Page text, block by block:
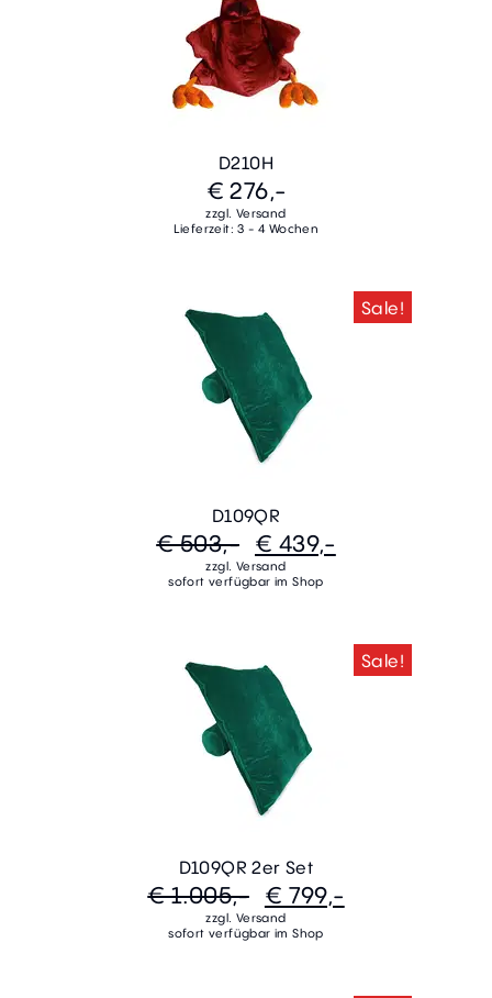
D210H
€ 276,-
zzgl. Versand
Lieferzeit: 3 - 4 Wochen
Sale!
D109QR
€ 503,- € 439,-
zzgl. Versand
sofort verfügbar im Shop
Sale!
D109QR 2er Set
€ 1.005,- € 799,-
zzgl. Versand
sofort verfügbar im Shop